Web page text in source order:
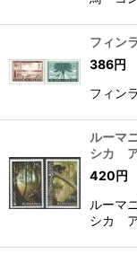
フィン
386円
フィン
ルー
シカ
420円
ルー
シカ